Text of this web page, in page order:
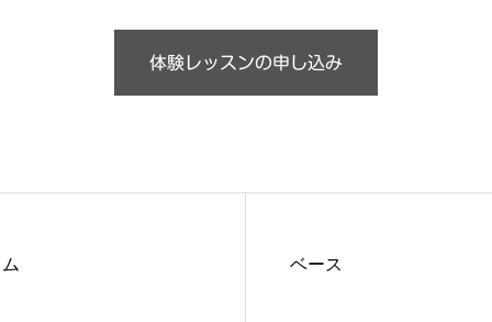
体験レッスンの申し込み
ベース